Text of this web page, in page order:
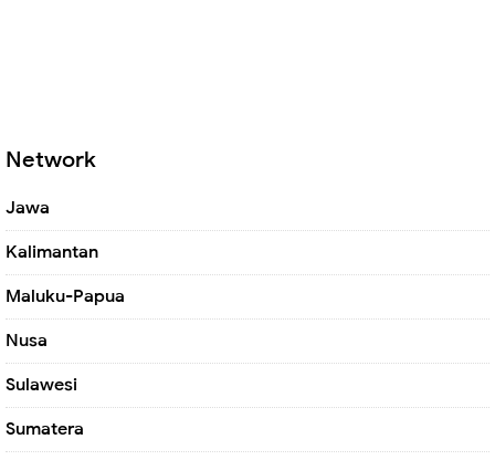
Network
Jawa
Kalimantan
Maluku-Papua
Nusa
Sulawesi
Sumatera